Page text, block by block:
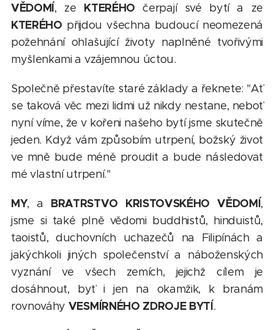
VĚDOMÍ, ze KTERÉHO čerpají své bytí a ze
KTERÉHO přijdou všechna budoucí neomezená
požehnání ohlašující životy naplněné tvořivými
myšlenkami a vzájemnou úctou.
Společně přestavíte staré základy a řeknete: "Ať
se taková věc mezi lidmi už nikdy nestane, neboť
nyní víme, že v kořeni našeho bytí jsme skutečně
jeden. Když vám způsobím utrpení, božský život
ve mně bude méně proudit a bude následovat
mé vlastní utrpení."
MY, a BRATRSTVO KRISTOVSKÉHO VĚDOMÍ,
jsme si také plně vědomi buddhistů, hinduistů,
taoistů, duchovních uchazečů na Filipínách a
jakýchkoli jiných společenství a náboženských
vyznání ve všech zemích, jejichž cílem je
dosáhnout, byť i jen na okamžik, k branám
rovnováhy VESMÍRNÉHO ZDROJE BYTÍ.